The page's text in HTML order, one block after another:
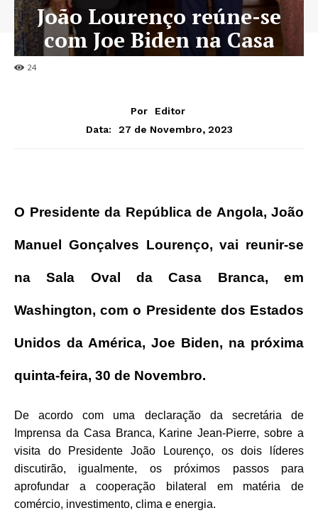
24
João Lourenço reúne-se
com Joe Biden na Casa
Branca
Por
Editor
Data:
27 de Novembro, 2023
O Presidente da República de Angola, João
Manuel Gonçalves Lourenço, vai reunir-se
na Sala Oval da Casa Branca, em
Washington, com o Presidente dos Estados
Unidos da América, Joe Biden, na próxima
quinta-feira, 30 de Novembro.
De acordo com uma declaração da secretária de
Imprensa da Casa Branca, Karine Jean-Pierre, sobre a
visita do Presidente João Lourenço, os dois líderes
discutirão, igualmente, os próximos passos para
aprofundar a cooperação bilateral em matéria de
comércio, investimento, clima e energia.